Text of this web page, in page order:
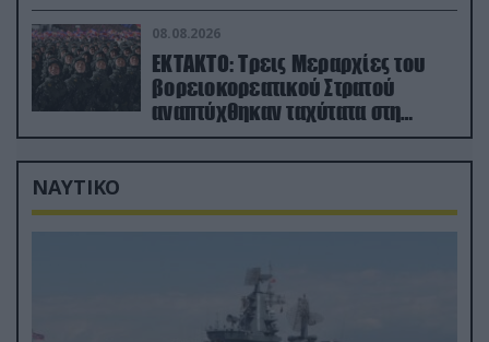
08.08.2026
ΕΚΤΑΚΤΟ: Τρεις Μεραρχίες του
βορειοκορεατικού Στρατού
αναπτύχθηκαν ταχύτατα στη
Ρωσία
ΝΑΥΤΙΚΟ